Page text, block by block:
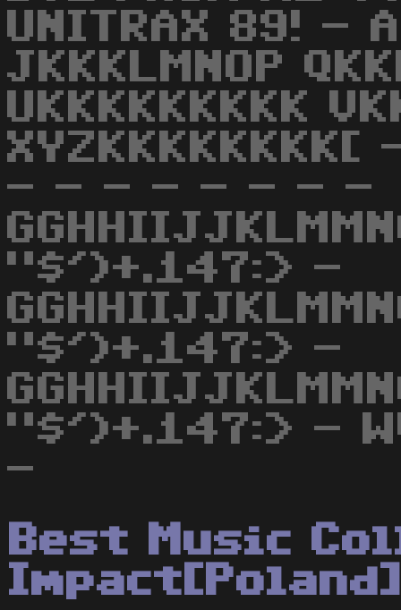
UNITRAX 89! -
JKKKLMNOP
UKKKKKKKKK
- - - - - - - -
"$')+.147:> -
"$')+.147:> -
"$')+.147:> -
-
Best Music